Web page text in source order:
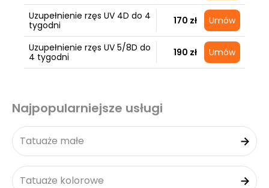
Uzupełnienie rzęs UV 4D do 4
tygodni
170 zł Umów
Uzupełnienie rzęs UV 5/8D do
4 tygodni
190 zł Umów
Najpopularniejsze usługi
Tatuaże małe
Tatuaże kolorowe